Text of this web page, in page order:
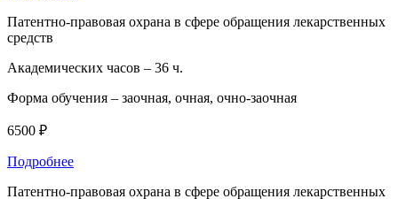
Патентно-правовая охрана в сфере обращения лекарственных
средств
Академических часов – 36 ч.
Форма обучения – заочная, очная, очно-заочная
6500 ₽
Подробнее
Патентно-правовая охрана в сфере обращения лекарственных